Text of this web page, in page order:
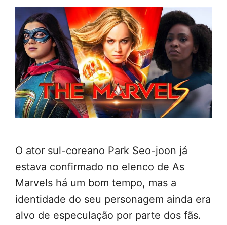
O ator sul-coreano Park Seo-joon já
estava confirmado no elenco de As
Marvels há um bom tempo, mas a
identidade do seu personagem ainda era
alvo de especulação por parte dos fãs.